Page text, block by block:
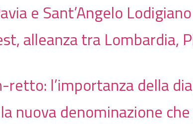
e Sant’Angelo
alleanza tra Lombardia,
l’importanza della
nuova denominazione